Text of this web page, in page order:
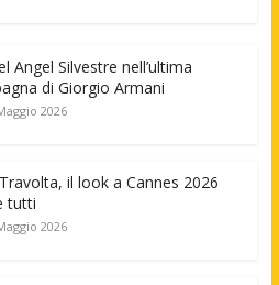
Angel Silvestre nell’ultima
di Giorgio Armani
2026
il look a Cannes 2026
tutti
2026